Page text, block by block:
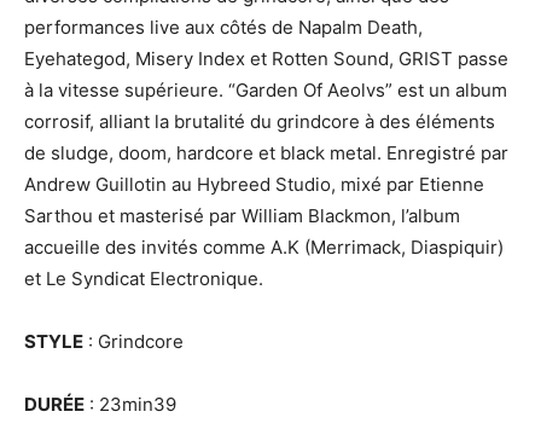
performances live aux côtés de Napalm Death,
Eyehategod, Misery Index et Rotten Sound, GRIST passe
à la vitesse supérieure. “Garden Of Aeolvs” est un album
corrosif, alliant la brutalité du grindcore à des éléments
de sludge, doom, hardcore et black metal. Enregistré par
Andrew Guillotin au Hybreed Studio, mixé par Etienne
Sarthou et masterisé par William Blackmon, l’album
accueille des invités comme A.K (Merrimack, Diaspiquir)
et Le Syndicat Electronique.
STYLE : Grindcore
DURÉE : 23min39